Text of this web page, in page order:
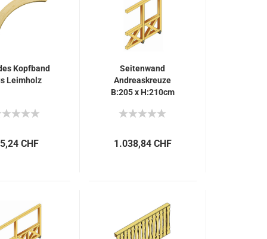
Kopfband
Leimholz
CHF
Seitenwand
Andreaskreuze
B:205 x H:210cm
1.038,84 CHF